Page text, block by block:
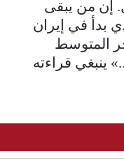
إن من يبقى
بدأ في إيران
المتوسط
ينبغي قراءته